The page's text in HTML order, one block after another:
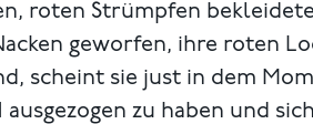
roten Strümpfen
geworfen, ihre roten
scheint sie just in dem
zu haben und